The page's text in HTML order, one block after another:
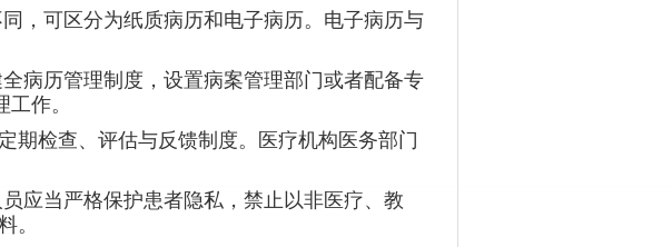
，可区分为纸质病历和电子病历。电子病历与
病历管理制度，设置病案管理部门或者配备专
作。
期检查、评估与反馈制度。医疗机构医务部门
应当严格保护患者隐私，禁止以非医疗、教
。